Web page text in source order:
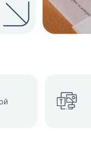
согласие с